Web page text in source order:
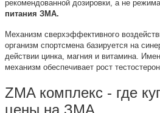
рекомендованной дозировки, а не
питания ЗМА.
Механизм сверхэффективного
организм спортсмена базируется на
действии цинка, магния и витамина.
механизм обеспечивает рост
ZMA комплекс - где